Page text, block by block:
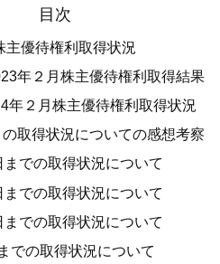
目次
主優待権利取得状況
年２月株主優待権利取得結果
年２月株主優待権利取得状況
取得状況についての感想考察
までの取得状況について
までの取得状況について
までの取得状況について
での取得状況について